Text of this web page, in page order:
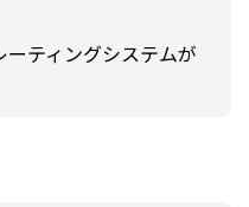
ティングシステムが